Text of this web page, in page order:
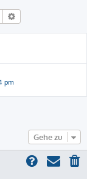
Suche
pm
Gehe zu